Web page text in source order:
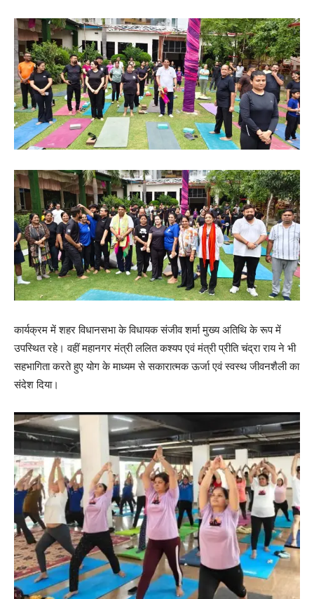
कार्यक्रम में शहर विधानसभा के विधायक संजीव शर्मा मुख्य अतिथि के रूप में
उपस्थित रहे। वहीं महानगर मंत्री ललित कश्यप एवं मंत्री प्रीति चंद्रा राय ने भी
सहभागिता करते हुए योग के माध्यम से सकारात्मक ऊर्जा एवं स्वस्थ जीवनशैली का
संदेश दिया।